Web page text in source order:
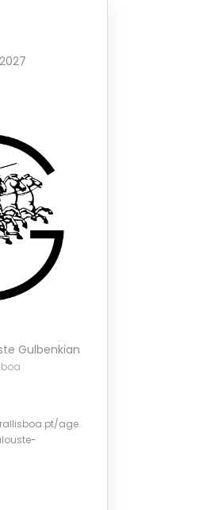
Gulbenkian
age